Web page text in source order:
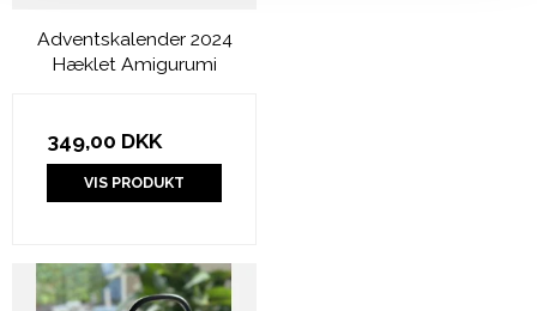
Adventskalender 2024
Hæklet Amigurumi
349,00 DKK
VIS PRODUKT